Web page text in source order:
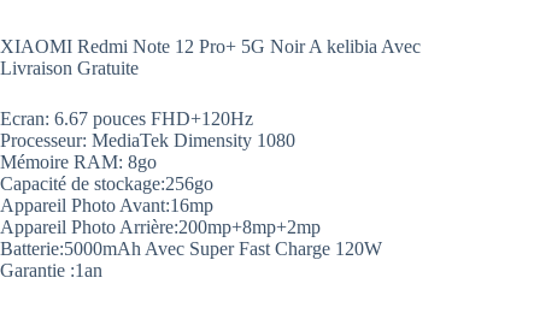
XIAOMI Redmi Note 12 Pro+ 5G Noir A kelibia Avec
Livraison Gratuite
Ecran: 6.67 pouces FHD+120Hz
Processeur: MediaTek Dimensity 1080
Mémoire RAM: 8go
Capacité de stockage:256go
Appareil Photo Avant:16mp
Appareil Photo Arrière:200mp+8mp+2mp
Batterie:5000mAh Avec Super Fast Charge 120W
Garantie :1an